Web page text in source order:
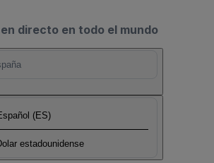
directo en todo el mundo
(ES)
estadounidense